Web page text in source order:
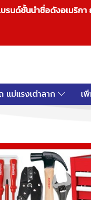
นด์ชั้นนำชื่อดังอเมริก
แม่แรงเต่าลาก เ